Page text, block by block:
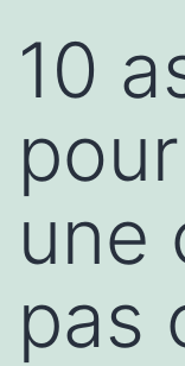
10
une
pas